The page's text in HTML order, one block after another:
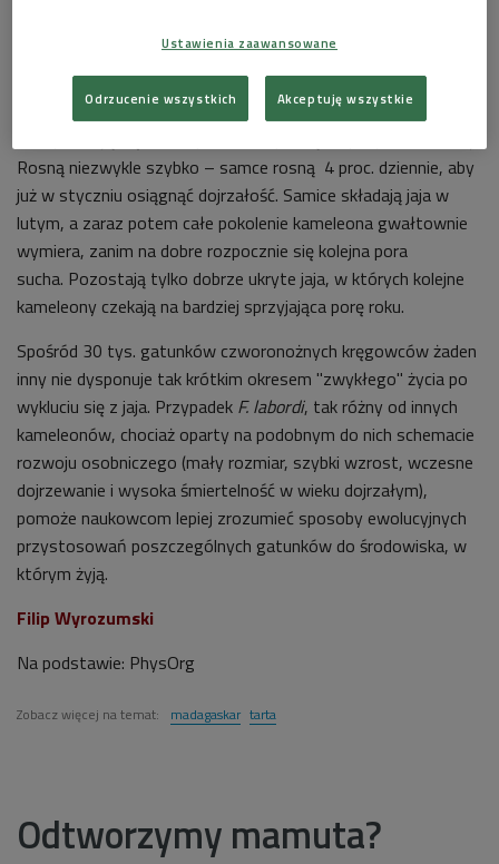
Kristopher Karsten z Oklahoma State University wraz ze
swoimi współpracownikami opisał przypadekF. labordiw
ostatnim numerze PNAS. Jak stwierdzili naukowcy, kameleony
Rosną niezwykle szybko – samce rosną 4 proc. dziennie, aby
już w styczniu osiągnąć dojrzałość. Samice składają jaja w
lutym, a zaraz potem całe pokolenie kameleona gwałtownie
wymiera, zanim na dobre rozpocznie się kolejna pora
sucha. Pozostają tylko dobrze ukryte jaja, w których kolejne
kameleony czekają na bardziej sprzyjająca porę roku.
Spośród 30 tys. gatunków czworonożnych kręgowców żaden
inny nie dysponuje tak krótkim okresem "zwykłego" życia po
wykluciu się z jaja. Przypadek F. labordi, tak różny od innych
kameleonów, chociaż oparty na podobnym do nich schemacie
rozwoju osobniczego (mały rozmiar, szybki wzrost, wczesne
dojrzewanie i wysoka śmiertelność w wieku dojrzałym),
pomoże naukowcom lepiej zrozumieć sposoby ewolucyjnych
przystosowań poszczególnych gatunków do środowiska, w
którym żyją.
Filip Wyrozumski
Na podstawie: PhysOrg
Zobacz więcej na temat: madagaskar tarta
Odtworzymy mamuta?
Ustawienia zaawansowane
Odrzucenie wszystkich Akceptuję wszystkie